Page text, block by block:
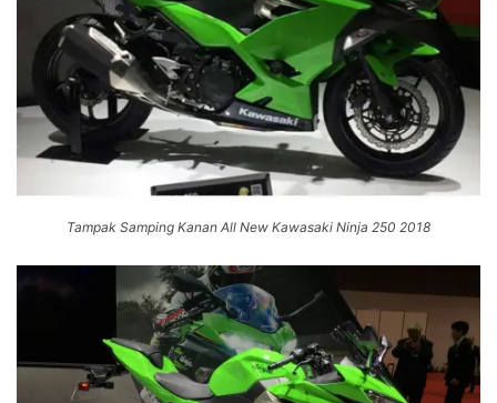
Tampak Samping Kanan All New Kawasaki Ninja 250 2018